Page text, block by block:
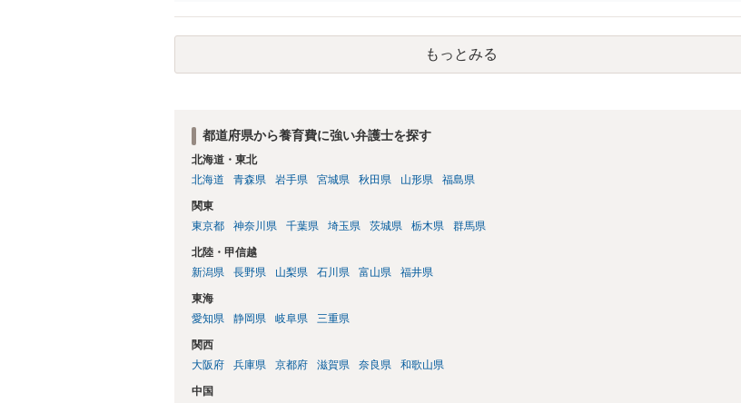
ても取れなくても、執行裁判所に原本の還付請求を行えば還付されます。 ＞他の弁護士さんに再度依頼で
きるのでしょうか？ できます。ただ、取れなかった場合に取り立て訴訟等を起こしてもらえば、他の弁護
士に頼む必要は無いでしょう。 以上、ご参考まで。もっとみる
都道府県から養育費に強い弁護士を探す
北海道・東北
北海道
青森県 岩手県 宮城県 秋田県 山形県 福島県
関東
東京都
神奈川県 千葉県 埼玉県 茨城県 栃木県 群馬県
北陸・甲信越
新潟県
長野県 山梨県 石川県 富山県 福井県
東海
愛知県
静岡県 岐阜県 三重県
関西
大阪府
兵庫県 京都府 滋賀県 奈良県 和歌山県
中国